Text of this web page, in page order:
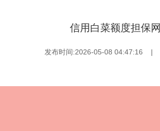
信用白菜额度担保网
发布时间:2026-05-08 04:47:16 |